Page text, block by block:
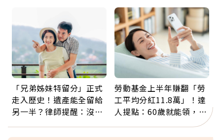
注意
「兄弟姊妹特留分」正式
走入歷史！遺產能全留給
另一半？律師提醒：沒做
勞動基金上半年賺翻「勞
工平均分紅11.8萬」！達
人提點：60歲就能領，重
新就業還有隱藏版退休金